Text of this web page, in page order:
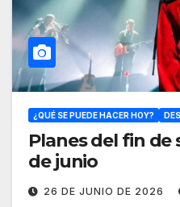
¿QUÉ SE PUEDE HACER HOY?
Planes del fin de
de junio
26 DE JUNIO DE 2026